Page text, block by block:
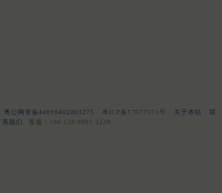
粤公网安备44010402003275 粤ICP备17077571号 关于本站
联
系我们
客服：+86 136 0901 3320